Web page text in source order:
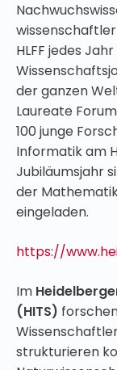
HLFF jedes
der ganzen
Laureate
100 junge
Informatik am
Jubiläumsjahr
der
eingeladen.
https://
Im
(HITS)
strukturieren